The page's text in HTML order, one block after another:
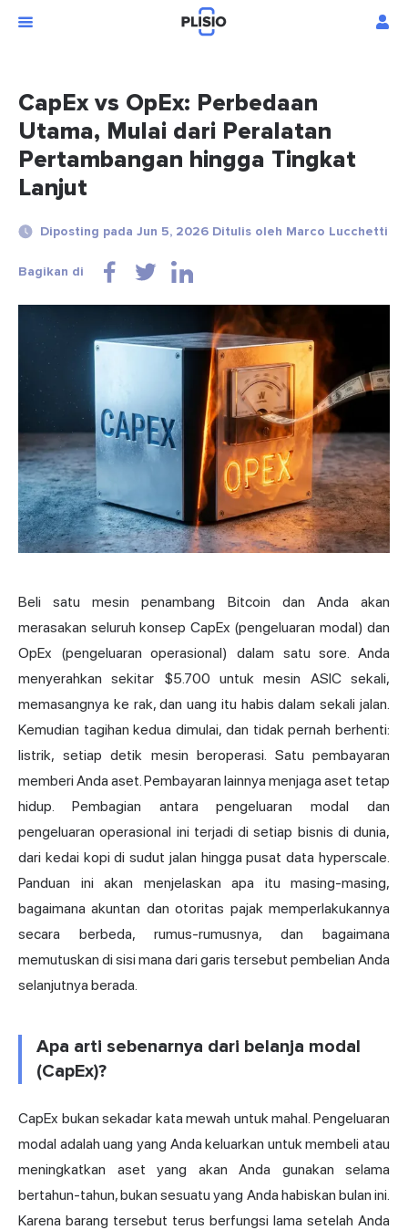
CapEx vs OpEx: Perbedaan
Utama, Mulai dari Peralatan
Pertambangan hingga Tingkat
Lanjut
Diposting pada Jun 5, 2026 Ditulis oleh Marco Lucchetti
Bagikan di
Beli satu mesin penambang Bitcoin dan Anda akan
merasakan seluruh konsep CapEx (pengeluaran modal) dan
OpEx (pengeluaran operasional) dalam satu sore. Anda
menyerahkan sekitar $5.700 untuk mesin ASIC sekali,
memasangnya ke rak, dan uang itu habis dalam sekali jalan.
Kemudian tagihan kedua dimulai, dan tidak pernah berhenti:
listrik, setiap detik mesin beroperasi. Satu pembayaran
memberi Anda aset. Pembayaran lainnya menjaga aset tetap
hidup. Pembagian antara pengeluaran modal dan
pengeluaran operasional ini terjadi di setiap bisnis di dunia,
dari kedai kopi di sudut jalan hingga pusat data hyperscale.
Panduan ini akan menjelaskan apa itu masing-masing,
bagaimana akuntan dan otoritas pajak memperlakukannya
secara berbeda, rumus-rumusnya, dan bagaimana
memutuskan di sisi mana dari garis tersebut pembelian Anda
selanjutnya berada.
Apa arti sebenarnya dari belanja modal
(CapEx)?
CapEx bukan sekadar kata mewah untuk mahal. Pengeluaran
modal adalah uang yang Anda keluarkan untuk membeli atau
meningkatkan aset yang akan Anda gunakan selama
bertahun-tahun, bukan sesuatu yang Anda habiskan bulan ini.
Karena barang tersebut terus berfungsi lama setelah Anda